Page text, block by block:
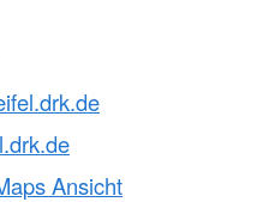
Ansicht